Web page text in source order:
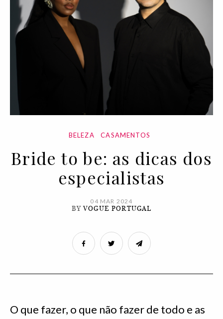
BELEZA CASAMENTOS
Bride to be: as dicas dos
especialistas
04 MAR 2024
BYVOGUE PORTUGAL
O que fazer, o que não fazer de todo e as